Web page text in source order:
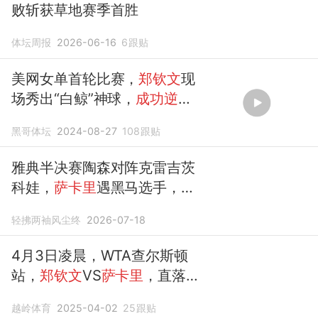
败斩获草地赛季首胜
体坛周报 2026-06-16 6跟贴
美网女单首轮比赛，郑钦文现
场秀出“白鲸”神球， 成功逆转
黑哥体坛 2024-08-27 108跟贴
雅典半决赛陶森对阵克雷吉茨
科娃，萨卡里遇黑马选手， 郑
轻拂两袖风尘终 2026-07-18
4月3日凌晨，WTA查尔斯顿
站，郑钦文VS萨卡里 ，直落两
越岭体育 2025-04-02 25跟贴